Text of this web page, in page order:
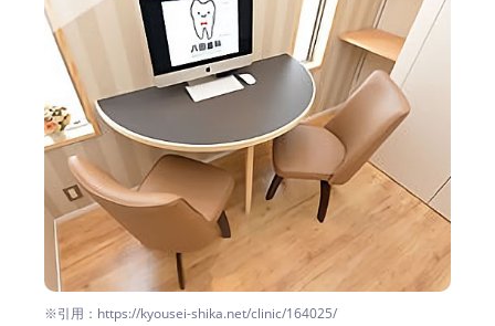
※引用：https://kyousei-shika.net/clinic/164025/